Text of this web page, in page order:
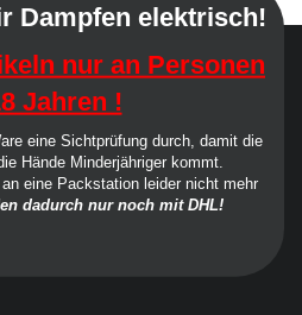
Dampfen elektrisch!
nur an Personen
Jahren !
eine Sichtprüfung durch, damit die
Hände Minderjähriger kommt.
eine Packstation leider nicht mehr
dadurch nur noch mit DHL!